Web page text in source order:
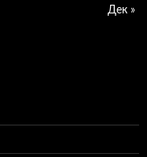
Дек »